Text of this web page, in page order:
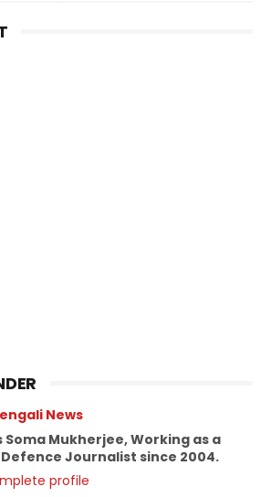
News
Soma Mukherjee, Working as a
Journalist since 2004.
profile